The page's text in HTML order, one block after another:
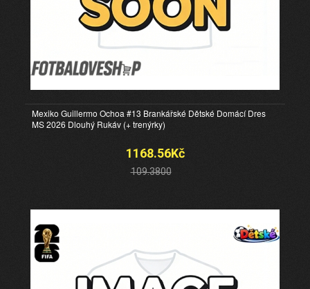
Mexiko Guillermo Ochoa #13 Brankářské Dětské Domácí Dres
MS 2026 Dlouhý Rukáv (+ trenýrky)
1168.56Kč
109.3800